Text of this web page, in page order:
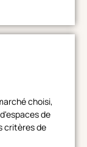
choisi,
de
critères de